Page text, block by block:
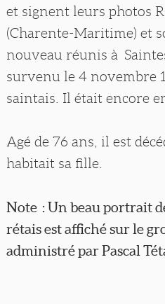
et signent leurs photos
(Charente-Maritime) et
nouveau réunis à
survenu le 4 novembre
saintais. Il était encore
Agé de 76 ans, il est
habitait sa fille.
Note : Un beau portrait
rétais est affiché sur le
administré par Pascal